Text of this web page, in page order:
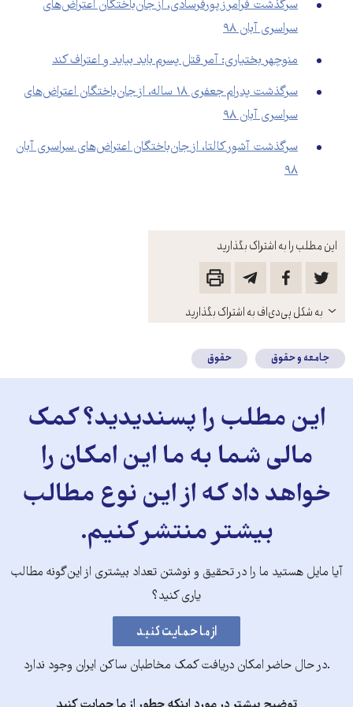
این مطلب را به اشتراک بگذارید
باز
کنید
به شکل پی‌دی‌اف به اشتراک بگذارید
سرگذشت فرامرز پورفرسادی، از جان‌‌باختگان اعتراض‌های
سراسری آبان ۹۸
منوچهر بختیاری: آمر قتل پسرم باید بیاید و اعتراف کند
سرگذشت پدرام جعفری ۱۸ ساله، از جان‌باختگان اعتراض‌های
سراسری آبان ۹۸
سرگذشت آشور کالتا، از جان‌‌باختگان اعتراض‌های سراسری آبان
۹۸
جامعه و حقوق حقوق
این مطلب را پسندیدید؟ کمک
مالی شما به ما این امکان را
خواهد داد که از این نوع مطالب
بیشتر منتشر کنیم.
آیا مایل هستید ما را در تحقیق و نوشتن تعداد بیشتری از این‌گونه مطالب
یاری کنید؟
.در حال حاضر امکان دریافت کمک مخاطبان ساکن ایران وجود ندارد